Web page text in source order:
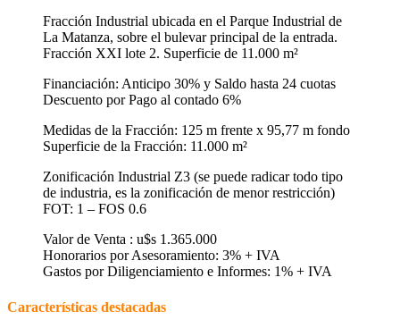
Fracción Industrial ubicada en el Parque Industrial de
La Matanza, sobre el bulevar principal de la entrada.
Fracción XXI lote 2. Superficie de 11.000 m²
Financiación: Anticipo 30% y Saldo hasta 24 cuotas
Descuento por Pago al contado 6%
Medidas de la Fracción: 125 m frente x 95,77 m fondo
Superficie de la Fracción: 11.000 m²
Zonificación Industrial Z3 (se puede radicar todo tipo
de industria, es la zonificación de menor restricción)
FOT: 1 – FOS 0.6
Valor de Venta : u$s 1.365.000
Honorarios por Asesoramiento: 3% + IVA
Gastos por Diligenciamiento e Informes: 1% + IVA
Características destacadas